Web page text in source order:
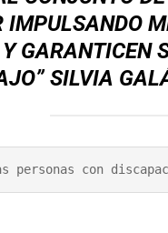
IMPULSANDO
GARANTICEN
SILVIA
con